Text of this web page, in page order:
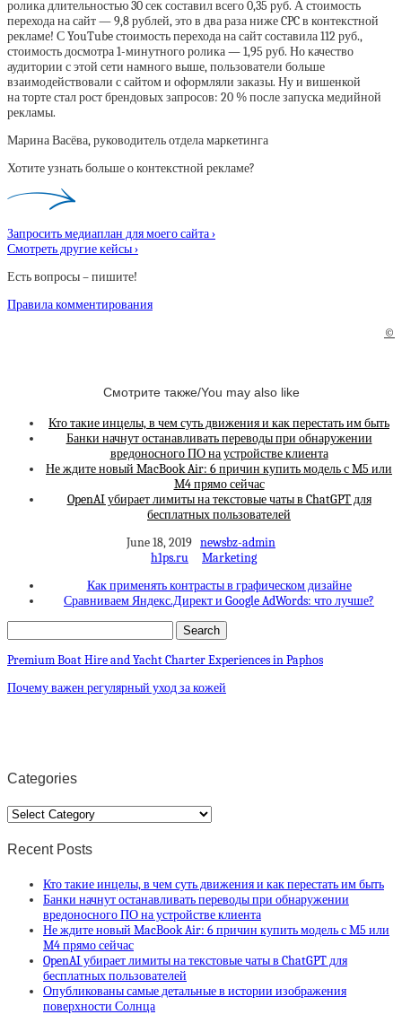
ролика длительностью 30 сек составил всего 0,35 руб. А стоимость
перехода на сайт — 9,8 рублей, это в два раза ниже CPC в контекстной
рекламе! С YouTube стоимость перехода на сайт составила 112 руб.,
стоимость досмотра 1-минутного ролика — 1,95 руб. Но качество
аудитории с этой сети намного выше, пользователи больше
взаимодействовали с сайтом и оформляли заказы. Ну и вишенкой
на торте стал рост брендовых запросов: 20 % после запуска медийной
рекламы.
Марина Васёва, руководитель отдела маркетинга
Хотите узнать больше о контекстной рекламе?
Запросить медиаплан для моего сайта ›
Смотреть другие кейсы ›
Есть вопросы – пишите!
Правила комментирования
©
Смотрите также/You may also like
Кто такие инцелы, в чем суть движения и как перестать им быть
Банки начнут останавливать переводы при обнаружении
вредоносного ПО на устройстве клиента
Не ждите новый MacBook Air: 6 причин купить модель с M5 или
M4 прямо сейчас
OpenAI убирает лимиты на текстовые чаты в ChatGPT для
бесплатных пользователей
June 18, 2019 newsbz-admin
h1ps.ru
Marketing
Как применять контрасты в графическом дизайне
Сравниваем Яндекс.Директ и Google AdWords: что лучше?
Premium Boat Hire and Yacht Charter Experiences in Paphos
Почему важен регулярный уход за кожей
Categories
Categories
Recent Posts
Кто такие инцелы, в чем суть движения и как перестать им быть
Банки начнут останавливать переводы при обнаружении
вредоносного ПО на устройстве клиента
Не ждите новый MacBook Air: 6 причин купить модель с M5 или
M4 прямо сейчас
OpenAI убирает лимиты на текстовые чаты в ChatGPT для
бесплатных пользователей
Опубликованы самые детальные в истории изображения
поверхности Солнца